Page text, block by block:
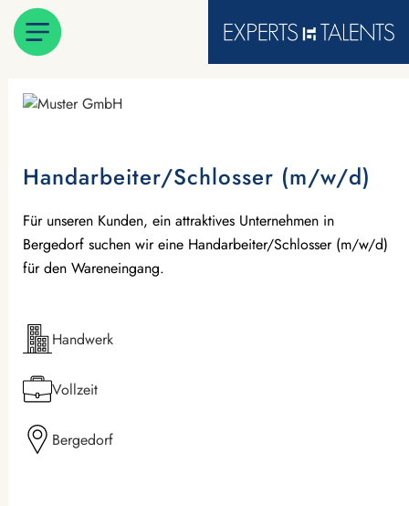
Handarbeiter/Schlosser (m/w/d)
Handwerk
Vollzeit
Bergedorf
Für unseren Kunden, ein attraktives Unternehmen in
Bergedorf suchen wir eine Handarbeiter/Schlosser (m/w/d)
für den Wareneingang.